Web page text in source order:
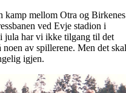
kamp mellom Otra og Birkenes
ved Evje stadion i
i jula har vi ikke tilgang til det
av spillerene. Men det skal
igjen.